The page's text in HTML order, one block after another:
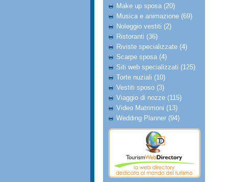
Make up sposa (20)
Musica e animazione (69)
Noleggio vestiti (2)
Ristoranti (36)
Riviste specializzate (4)
Scarpe sposa (4)
Siti web specializzati (125)
Torte nuziali (10)
Vestiti sposo (3)
Viaggio di nozze (115)
Video Matrimoni (13)
Wedding Planner (94)